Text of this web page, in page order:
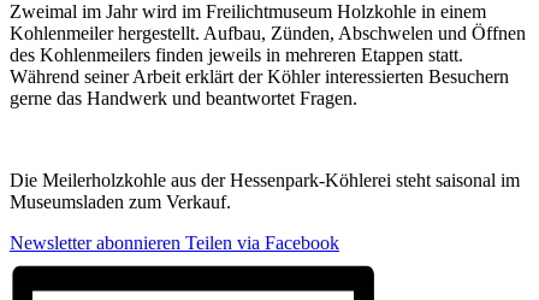
Zweimal im Jahr wird im Freilichtmuseum Holzkohle in einem
Kohlenmeiler hergestellt. Aufbau, Zünden, Abschwelen und Öffnen
des Kohlenmeilers finden jeweils in mehreren Etappen statt.
Während seiner Arbeit erklärt der Köhler interessierten Besuchern
gerne das Handwerk und beantwortet Fragen.
Die Meilerholzkohle aus der Hessenpark-Köhlerei steht saisonal im
Museumsladen zum Verkauf.
Newsletter abonnieren Teilen via Facebook